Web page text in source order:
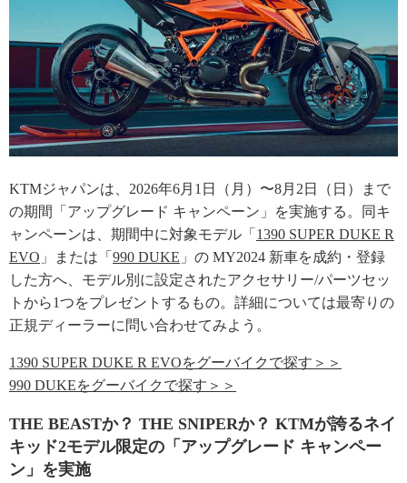
KTMジャパンは、2026年6月1日（月）〜8月2日（日）まで
の期間「アップグレード キャンペーン」を実施する。同キ
ャンペーンは、期間中に対象モデル「 1390 SUPER DUKE R
EVO 」または「 990 DUKE 」の MY2024 新車を成約・登録
した方へ、モデル別に設定されたアクセサリー/パーツセッ
トから1つをプレゼントするもの。詳細については最寄りの
正規ディーラーに問い合わせてみよう。
1390 SUPER DUKE R EVOをグーバイクで探す＞＞
990 DUKEをグーバイクで探す＞＞
THE BEASTか？ THE SNIPERか？ KTMが誇るネイ
キッド2モデル限定の「アップグレード キャンペー
ン」を実施